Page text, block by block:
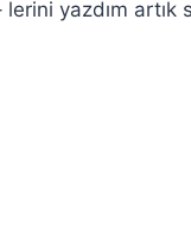
yazdım artık